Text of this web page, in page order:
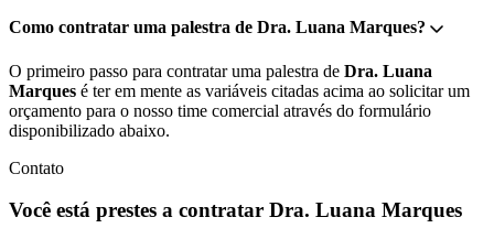
Como contratar uma palestra de Dra. Luana Marques?
O primeiro passo para contratar uma palestra de Dra. Luana
Marques é ter em mente as variáveis citadas acima ao solicitar um
orçamento para o nosso time comercial através do formulário
disponibilizado abaixo.
Contato
Você está prestes a contratar Dra. Luana Marques